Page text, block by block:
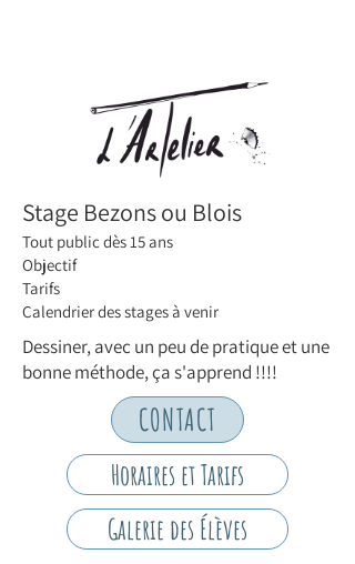
CONTACT
Horaires et Tarifs
Stage Bezons ou Blois
Tout public dès 15 ans
Objectif
Tarifs
Calendrier des stages à venir
Dessiner, avec un peu de pratique et une
bonne méthode, ça s'apprend !!!!
Galerie des Élèves